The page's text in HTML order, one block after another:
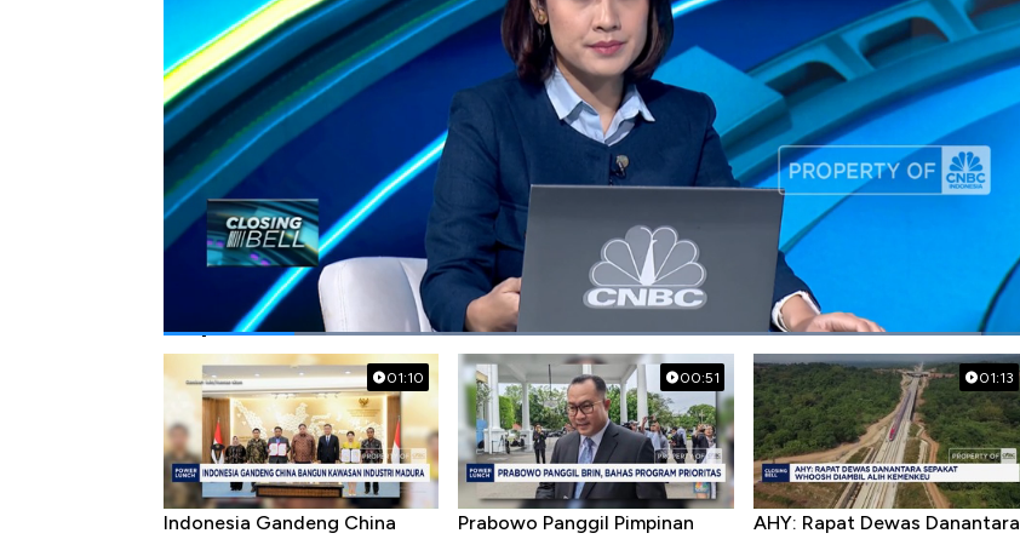
Bagikan:
#donald trump #pilpres as #pidato
Popular Videos
01:10
Indonesia Gandeng China
00:51
Prabowo Panggil Pimpinan
01:13
AHY: Rapat Dewas Danantara